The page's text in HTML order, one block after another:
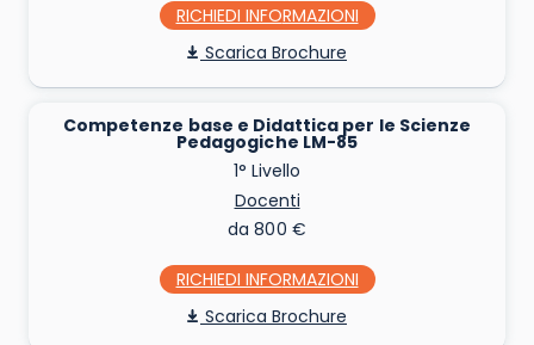
RICHIEDI INFO
Scarica Brochure
Competenze base e Didattica per le Scienze
Pedagogiche LM-85
1° Livello
Docenti
da 800 €
RICHIEDI INFO
Scarica Brochure